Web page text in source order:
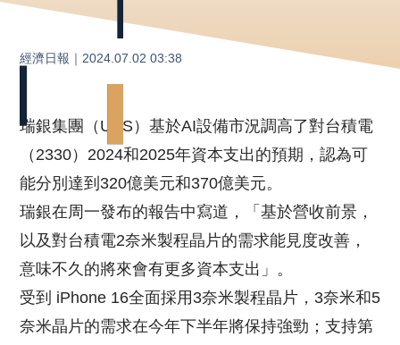
經濟日報 ｜ 2024.07.02 03:38
瑞銀集團（UBS）基於AI設備市況調高了對台積電
（2330）2024和2025年資本支出的預期，認為可
能分別達到320億美元和370億美元。
瑞銀在周一發布的報告中寫道，「基於營收前景，
以及對台積電2奈米製程晶片的需求能見度改善，
意味不久的將來會有更多資本支出」。
受到 iPhone 16全面採用3奈米製程晶片，3奈米和5
奈米晶片的需求在今年下半年將保持強勁；支持第